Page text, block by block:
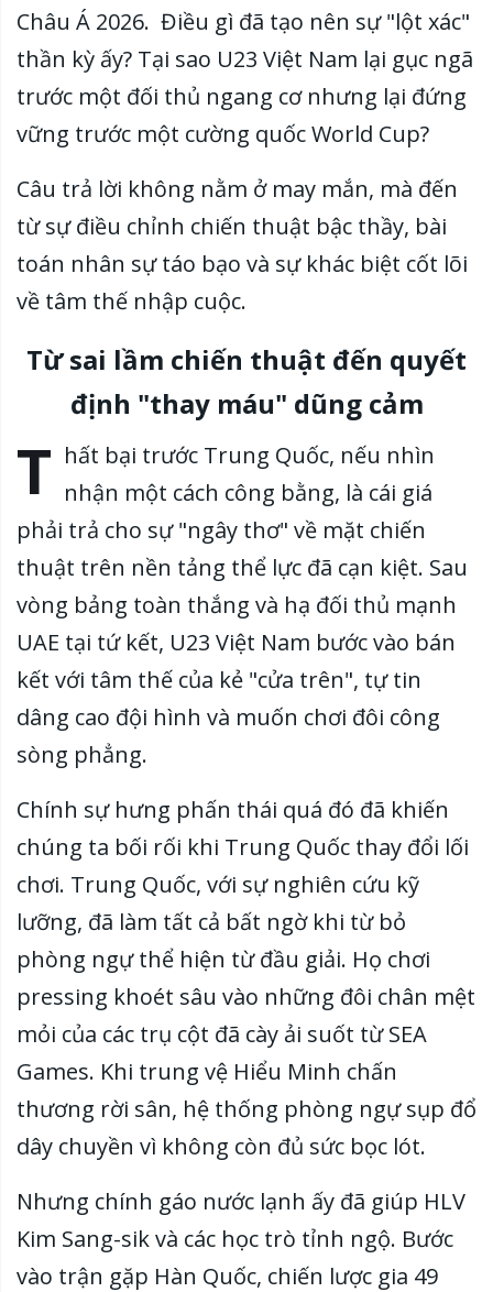
Châu Á 2026. Điều gì đã tạo nên sự "lột xác"
thần kỳ ấy? Tại sao U23 Việt Nam lại gục ngã
trước một đối thủ ngang cơ nhưng lại đứng
vững trước một cường quốc World Cup?
Câu trả lời không nằm ở may mắn, mà đến
từ sự điều chỉnh chiến thuật bậc thầy, bài
toán nhân sự táo bạo và sự khác biệt cốt lõi
về tâm thế nhập cuộc.
Từ sai lầm chiến thuật đến quyết
định "thay máu" dũng cảm
T hất bại trước Trung Quốc, nếu nhìn
nhận một cách công bằng, là cái giá
phải trả cho sự "ngây thơ" về mặt chiến
thuật trên nền tảng thể lực đã cạn kiệt. Sau
vòng bảng toàn thắng và hạ đối thủ mạnh
UAE tại tứ kết, U23 Việt Nam bước vào bán
kết với tâm thế của kẻ "cửa trên", tự tin
dâng cao đội hình và muốn chơi đôi công
sòng phẳng.
Chính sự hưng phấn thái quá đó đã khiến
chúng ta bối rối khi Trung Quốc thay đổi lối
chơi. Trung Quốc, với sự nghiên cứu kỹ
lưỡng, đã làm tất cả bất ngờ khi từ bỏ
phòng ngự thể hiện từ đầu giải. Họ chơi
pressing khoét sâu vào những đôi chân mệt
mỏi của các trụ cột đã cày ải suốt từ SEA
Games. Khi trung vệ Hiểu Minh chấn
thương rời sân, hệ thống phòng ngự sụp đổ
dây chuyền vì không còn đủ sức bọc lót.
Nhưng chính gáo nước lạnh ấy đã giúp HLV
Kim Sang-sik và các học trò tỉnh ngộ. Bước
vào trận gặp Hàn Quốc, chiến lược gia 49